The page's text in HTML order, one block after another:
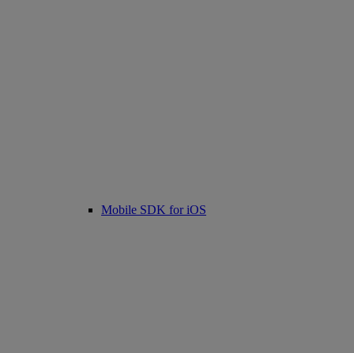
Mobile SDK for iOS